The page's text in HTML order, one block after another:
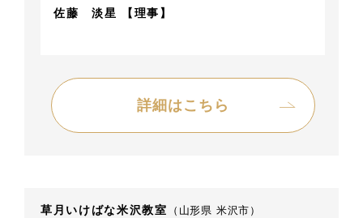
佐藤 淡星 【理事】
詳細はこちら
草月いけばな米沢教室 （山形県 米沢市）